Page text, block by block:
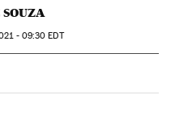
- 09:30 EDT
Sociales